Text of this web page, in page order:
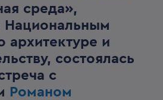
среда»,
Национальным
архитектуре и
состоялась
с
Романом